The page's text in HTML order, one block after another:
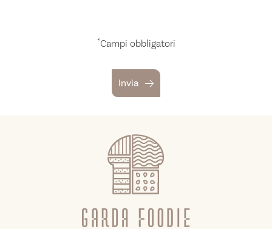
*Campi obbligatori
Invia